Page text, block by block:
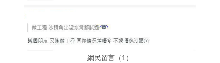
網民留言（1）